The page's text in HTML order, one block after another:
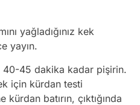
yağladığınız kek
yayın.
40-45 dakika kadar pişirin.
için kürdan testi
batırın, çıktığında